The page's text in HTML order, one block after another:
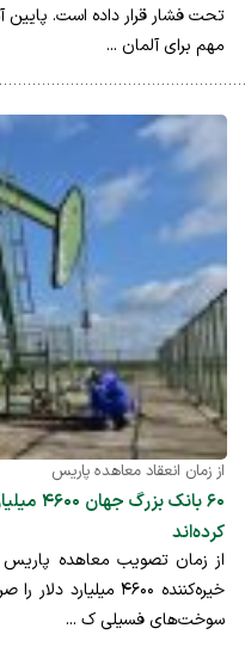
تحت فشار قرار داده است.
مهم برای آلمان ...
از زمان انعقاد معاهده پاریس
۶۰
کرده‌اند
خیره‌کننده ۴۶۰۰
سوخت‌های فسیلی ک ...